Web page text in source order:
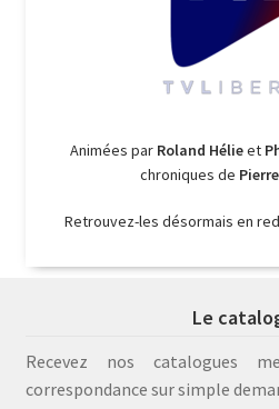
Animées par Roland Hélieet
chroniques de
Retrouvez-les désormais en
Le
Recevez nos catalogues
correspondance sur simple